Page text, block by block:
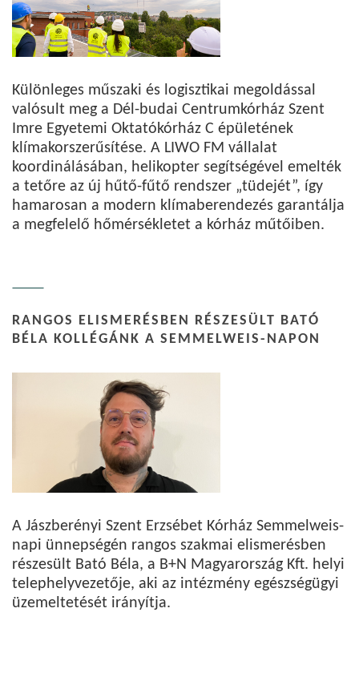
Különleges műszaki és logisztikai megoldással
valósult meg a Dél-budai Centrumkórház Szent
Imre Egyetemi Oktatókórház C épületének
klímakorszerűsítése. A LIWO FM vállalat
koordinálásában, helikopter segítségével emelték
a tetőre az új hűtő-fűtő rendszer „tüdejét”, így
hamarosan a modern klímaberendezés garantálja
a megfelelő hőmérsékletet a kórház műtőiben.
RANGOS ELISMERÉSBEN RÉSZESÜLT BATÓ
BÉLA KOLLÉGÁNK A SEMMELWEIS-NAPON
A Jászberényi Szent Erzsébet Kórház Semmelweis-
napi ünnepségén rangos szakmai elismerésben
részesült Bató Béla, a B+N Magyarország Kft. helyi
telephelyvezetője, aki az intézmény egészségügyi
üzemeltetését irányítja.